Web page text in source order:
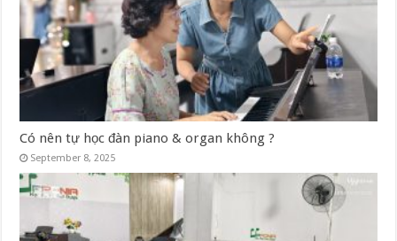
Có nên tự học đàn piano & organ không ?
September 8, 2025